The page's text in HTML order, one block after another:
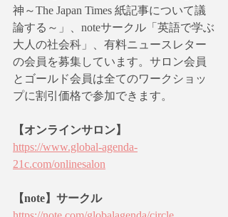
神～The Japan Times 紙記事について議
論する～」、noteサークル「英語で学ぶ
大人の社会科」、有料ニュースレター
の会員を募集しています。サロン会員
とゴールド会員は全てのワークショッ
プに割引価格で参加できます。
【オンラインサロン】
https://www.global-agenda-
21c.com/onlinesalon
【note】サークル